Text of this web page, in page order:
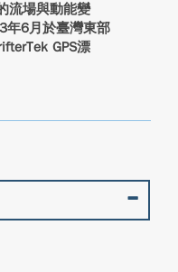
流場與動能變
年6月於臺灣東部
GPS漂